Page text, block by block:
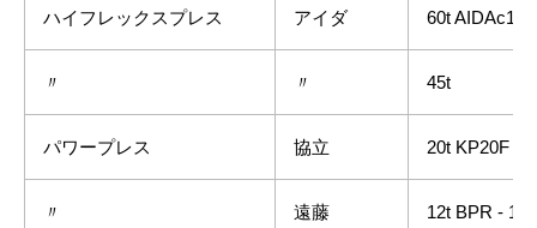
ハイフレックスプレス アイダ 60t AIDAc1 ‐
〃 〃 45t
パワープレス 協立 20t KP20F
〃 遠藤 12t BPR ‐ 12